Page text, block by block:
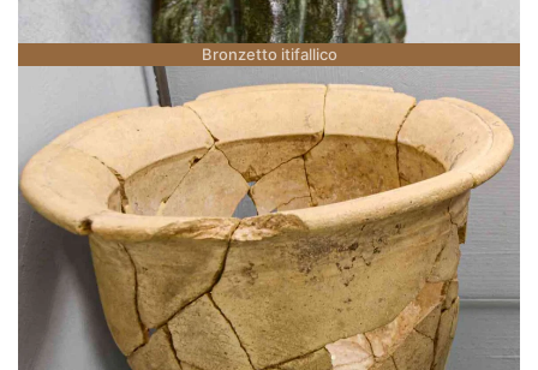
Bronzetto itifallico